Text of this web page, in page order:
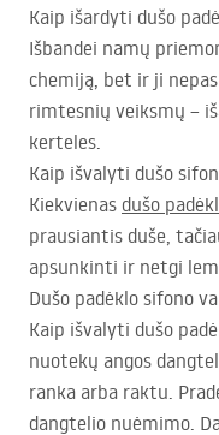
Kaip išardyti dušo
Išbandei namų
chemiją, bet ir ji
rimtesnių veiksmų –
kerteles.
Kaip išvalyti dušo
Kiekvienas dušo
prausiantis duše,
apsunkinti ir netgi
Dušo padėklo sifono
Kaip išvalyti dušo
nuotekų angos
ranka arba raktu.
dangtelio nuėmimo.